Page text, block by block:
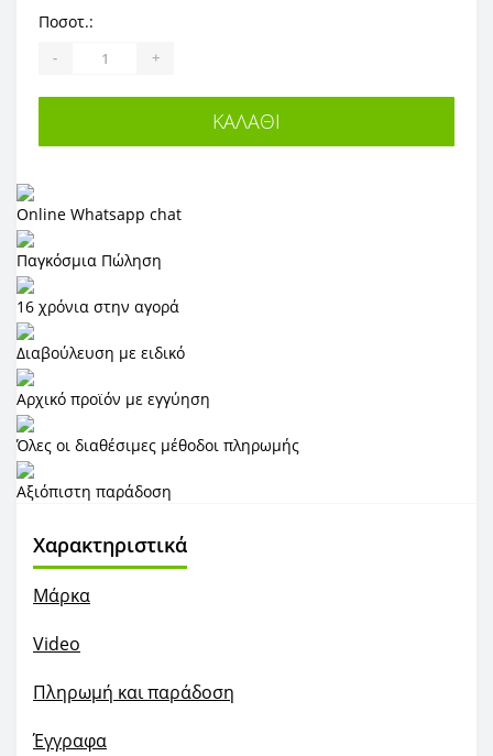
Ποσοτ.:
- +
ΚΑΛΆΘΙ
Online Whatsapp chat
Παγκόσμια Πώληση
16 χρόνια στην αγορά
Διαβούλευση με ειδικό
Αρχικό προϊόν με εγγύηση
Όλες οι διαθέσιμες μέθοδοι πληρωμής
Αξιόπιστη παράδοση
Χαρακτηριστικά
Μάρκα
Video
Πληρωμή και παράδοση
Έγγραφα